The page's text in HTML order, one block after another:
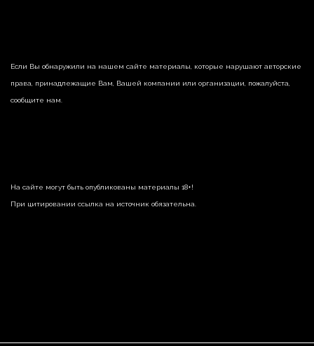
Если Вы обнаружили на нашем сайте материалы, которые нарушают авторские
права, принадлежащие Вам, Вашей компании или организации, пожалуйста,
сообщите нам.
На сайте могут быть опубликованы материалы 18+!
При цитировании ссылка на источник обязательна.